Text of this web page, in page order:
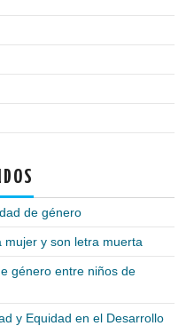
de género
mujer y son letra muerta
género entre niños de
y Equidad en el Desarrollo